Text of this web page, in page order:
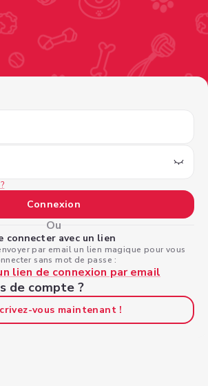
Connexion
Ou
connecter avec un lien
par email un lien magique pour vous
sans mot de passe :
lien de connexion par email
de compte ?
vous maintenant !
profile%2Fc51b3b60-3931-